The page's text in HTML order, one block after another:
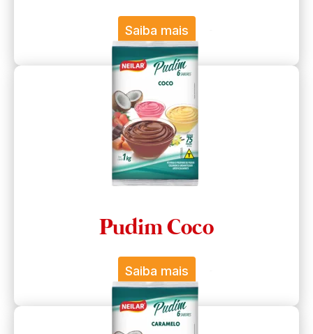
Saiba mais
Pudim Coco
Saiba mais